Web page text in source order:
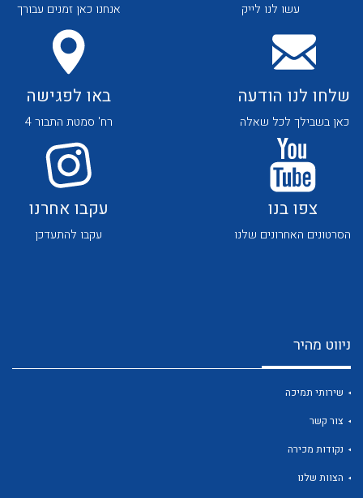
לכל מוצרי היצרן לכל מוצרי היצרן
לכל מוצרי היצרן לכל מוצרי היצרן
לכל מוצרי היצרן
עשו לנו לייק אנחנו כאן זמנים עבורך
שלחו לנו הודעה
כאן בשבילך לכל שאלה
באו לפגישה
רח' סמטת התבור 4
צפו בנו
הסרטונים האחרונים שלנו
עקבו אחרנו
עקבו להתעדכן
ניווט מהיר
שירותי תמיכה
צור קשר
נקודות מכירה
הצוות שלנו